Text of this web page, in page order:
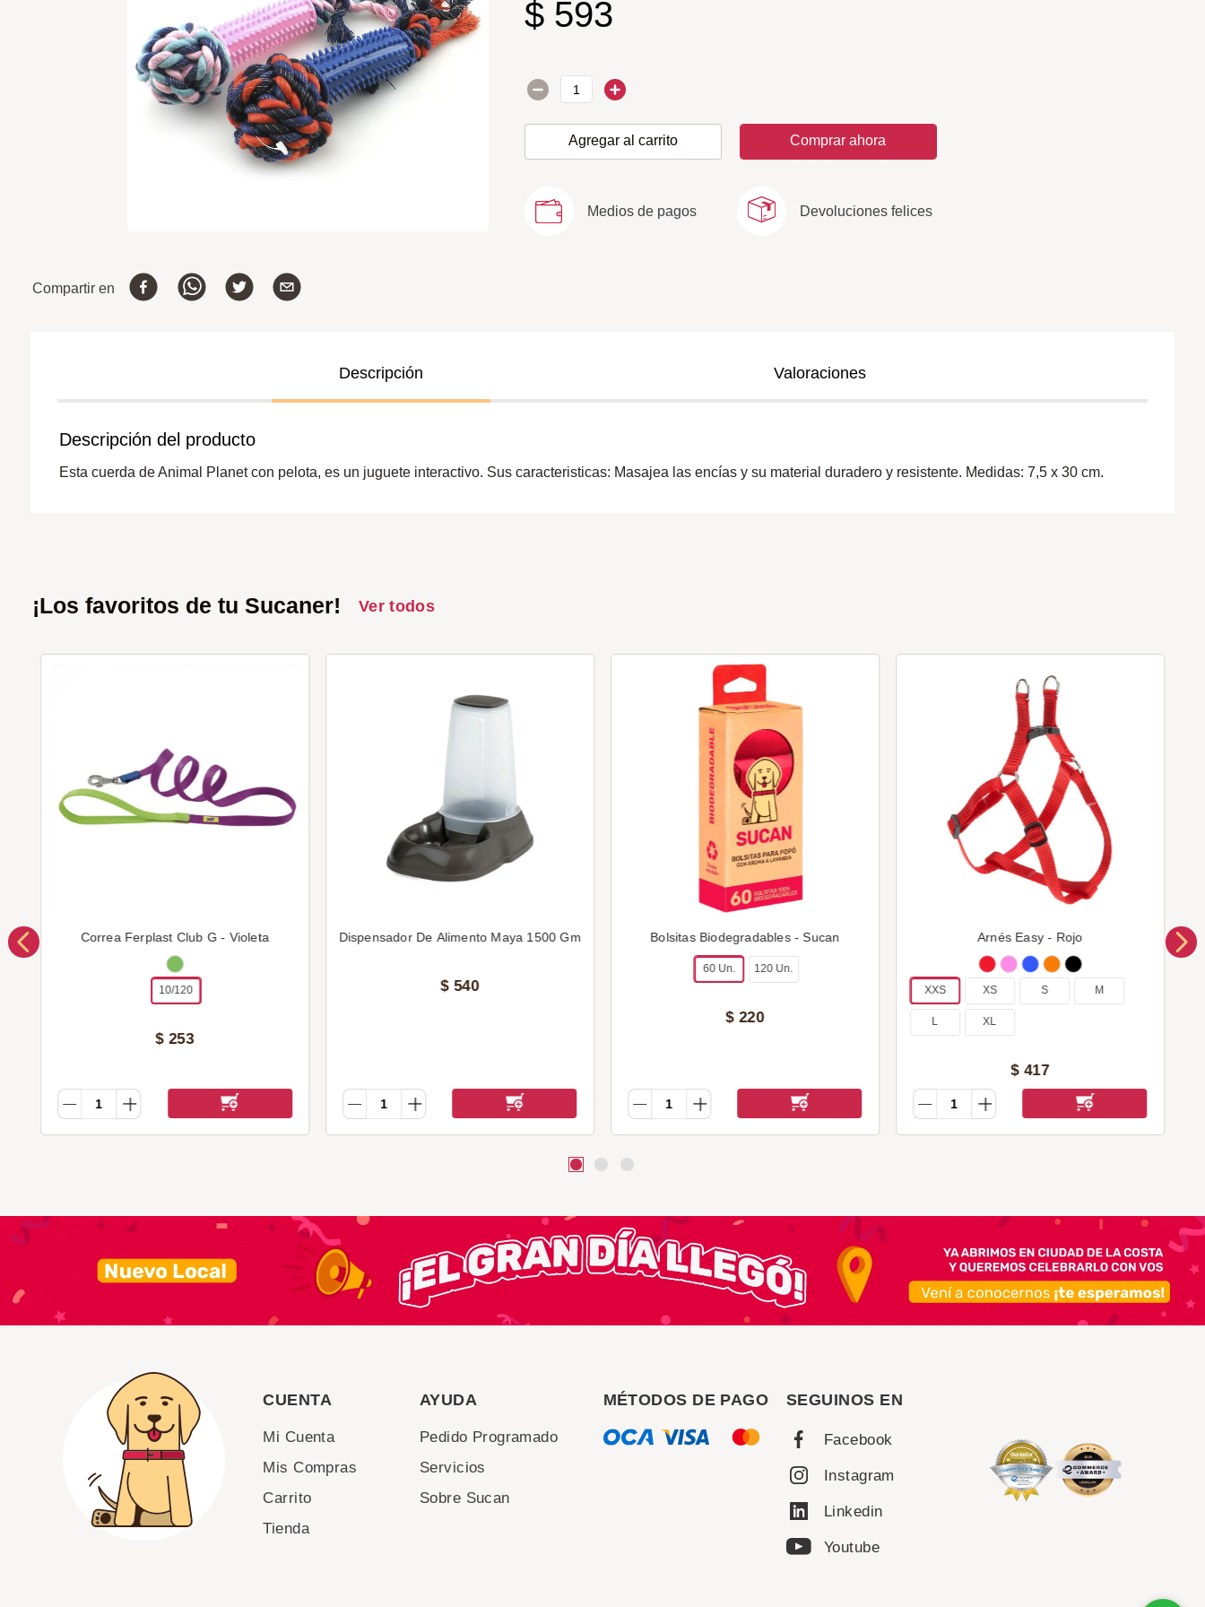
$ 593
Agregar al carrito Comprar ahora
Medios de pagos Devoluciones felices
Compartir en
Descripción Valoraciones
Descripción del producto
Esta cuerda de Animal Planet con pelota, es un juguete interactivo. Sus caracteristicas: Masajea las encías y su material duradero y resistente. Medidas: 7,5 x 30 cm.
¡Los favoritos de tu Sucaner! Ver todos
Correa Ferplast Club G - Violeta
10/120
$ 253
Dispensador De Alimento Maya 1500 Gm
$ 540
Bolsitas Biodegradables - Sucan
60 Un. 120 Un.
$ 220
Arnés Easy - Rojo
XXS XS S M
L XL
$ 417
CUENTA
Mi Cuenta
Mis Compras
Carrito
Tienda
AYUDA
Pedido Programado
Servicios
Sobre Sucan
MÉTODOS DE PAGO SEGUINOS EN
Facebook
Instagram
Linkedin
Youtube